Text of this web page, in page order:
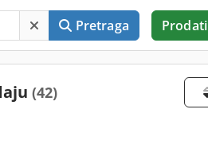
Pretraga Prodati
(42)